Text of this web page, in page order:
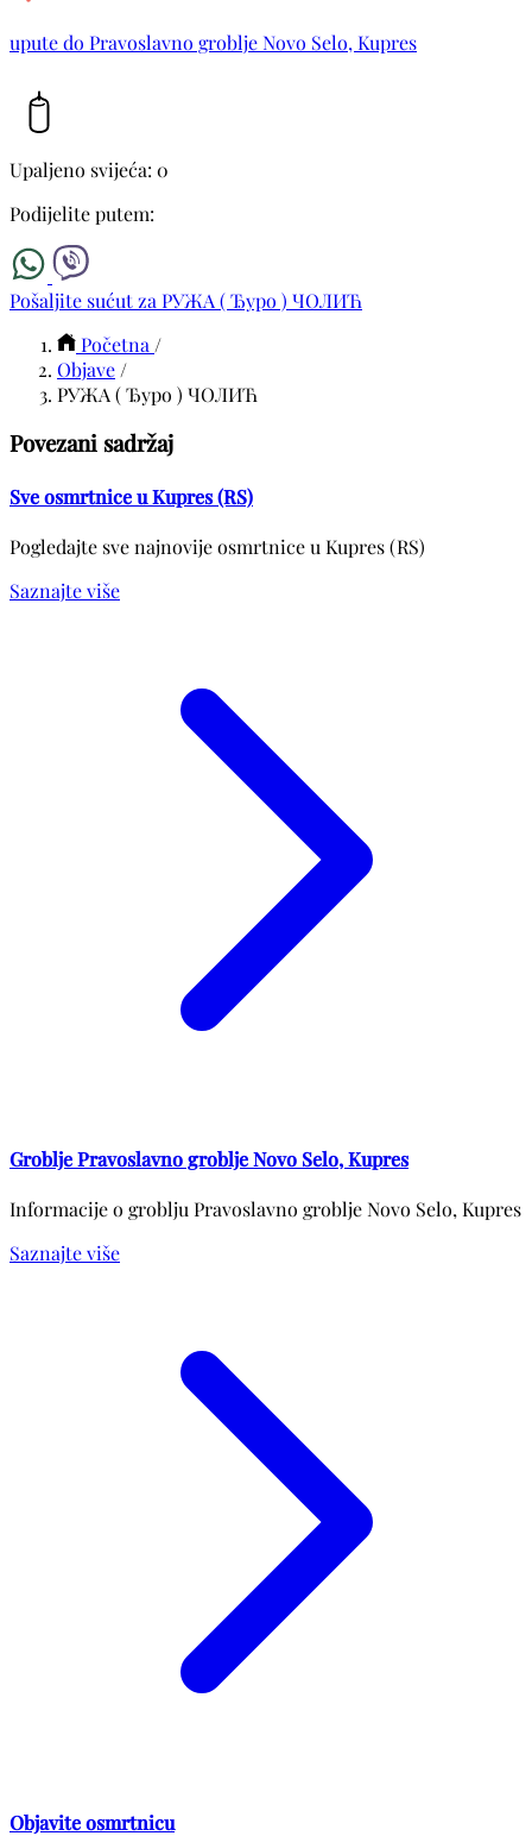
upute do Pravoslavno groblje Novo Selo, Kupres
Upaljeno svijeća: 0
Podijelite putem:
Pošaljite sućut za РУЖА ( Ђуро ) ЧОЛИЋ
Početna /
Objave /
РУЖА ( Ђуро ) ЧОЛИЋ
Povezani sadržaj
Sve osmrtnice u Kupres (RS)
Pogledajte sve najnovije osmrtnice u Kupres (RS)
Saznajte više
Groblje Pravoslavno groblje Novo Selo, Kupres
Informacije o groblju Pravoslavno groblje Novo Selo, Kupres
Saznajte više
Objavite osmrtnicu